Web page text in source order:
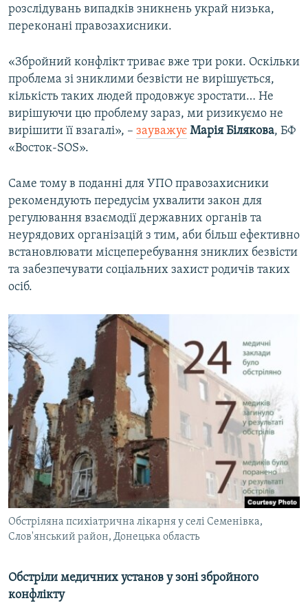
розслідувань випадків зникнень украй низька,
переконані правозахисники.
«Збройний конфлікт триває вже три роки. Оскільки
проблема зі зниклими безвісти не вирішується,
кількість таких людей продовжує зростати… Не
вирішуючи цю проблему зараз, ми ризикуємо не
вирішити її взагалі», – зауважує Марія Білякова, БФ
«Восток-SOS».
Саме тому в поданні для УПО правозахисники
рекомендують передусім ухвалити закон для
регулювання взаємодії державних органів та
неурядових організацій з тим, аби більш ефективно
встановлювати місцеперебування зниклих безвісти
та забезпечувати соціальних захист родичів таких
осіб.
Обстріляна психіатрична лікарня у селі Семенівка,
Слов'янський район, Донецька область
Обстріли медичних установ у зоні збройного
конфлікту